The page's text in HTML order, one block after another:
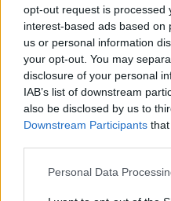
opt-out request is processed
interest-based ads based on
us or personal information
your opt-out. You may
disclosure of your personal
IAB’s list of downstream
also be disclosed by us to
Downstream Participants
Personal Data